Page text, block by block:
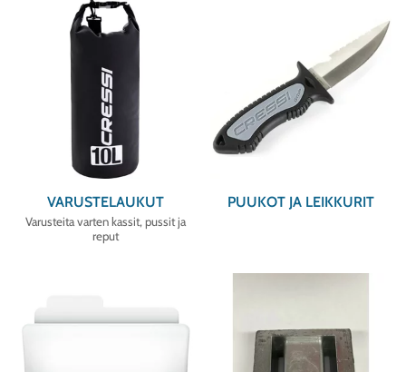
VARUSTELAUKUT
Varusteita varten kassit, pussit ja
reput
PUUKOT JA LEIKKURIT